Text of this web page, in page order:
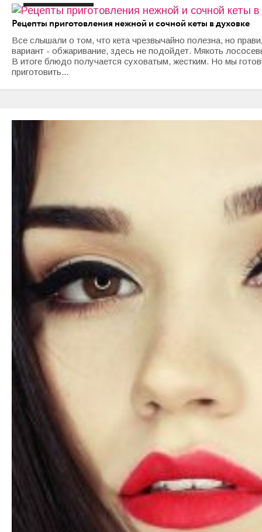
Рецепты приготовления нежной и сочной кеты в духовке
Все слышали о том, что кета чрезвычайно полезна, но
вариант - обжаривание, здесь не подойдет. Мякоть
В итоге блюдо получается суховатым, жестким. Но мы
приготовить...